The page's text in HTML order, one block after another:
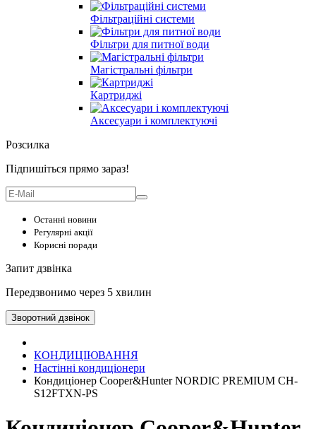
Фільтраційні системи
Фільтри для питної води
Магістральні фільтри
Картриджі
Аксесуари і комплектуючі
Розсилка
Підпишіться прямо зараз!
Останні новини
Регулярні акції
Корисні поради
Запит дзвінка
Передзвонимо через 5 хвилин
Зворотний дзвінок
КОНДИЦІЮВАННЯ
Настінні кондиціонери
Кондиціонер Cooper&Hunter NORDIC PREMIUM CH-
S12FTXN-PS